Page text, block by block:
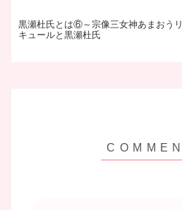
黒瀬杜氏とは⑥～宗像三女神あまおうリ
キュールと黒瀬杜氏